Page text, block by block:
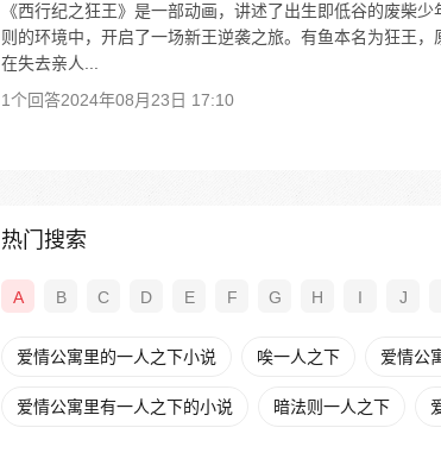
《西行纪之狂王》是一部动画，讲述了出生即低谷的废柴
则的环境中，开启了一场新王逆袭之旅。有鱼本名为狂王
在失去亲人...
1个回答2024年08月23日 17:10
热门搜索
A B C D E F G H I J
爱情公寓里的一人之下小说 唉一人之下 爱情公
爱情公寓里有一人之下的小说 暗法则一人之下